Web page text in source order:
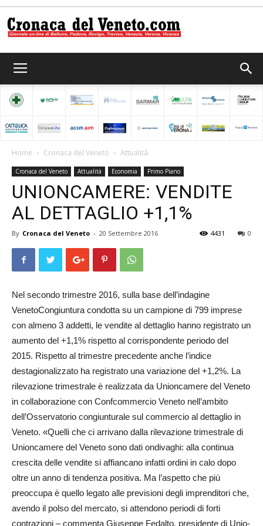
del
Veneto
Home Cronaca del Veneto Attualità
Cronaca del Veneto Attualità Economia Primo Piano
UNIONCAMERE: VENDITE
AL DETTAGLIO +1,1%
By Cronaca del Veneto - 20 Settembre 2016 0
4431
Nel secondo trimestre 2016, sulla base dell’indagine
VenetoCon­giun­­tura condotta su un campione di 799 imprese
con almeno 3 addetti, le vendite al dettaglio hanno registrato un
aumento del +1,1% rispetto al corrispondente periodo del
2015. Rispetto al trimestre precedente anche l’indice
destagionalizzato ha registrato una variazione del +1,2%. La
rilevazione trimestrale è realizzata da Unioncamere del Veneto
in collaborazione con Confcommercio Veneto nell’ambito
dell’Osserva­torio congiunturale sul commercio al dettaglio in
Veneto. «Quelli che ci arrivano dalla rilevazione trimestrale di
Unioncamere del Veneto sono dati ondivaghi: alla continua
crescita delle vendite si affiancano infatti ordini in calo dopo
oltre un anno di tendenza positiva. Ma l’aspetto che più
preoccupa è quello legato alle previsioni degli imprenditori che,
avendo il polso del mercato, si attendono periodi di forti
contrazioni – commenta Giu­seppe Fedalto, presidente di Unio­